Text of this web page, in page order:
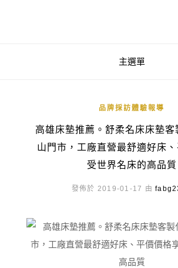
主選單
品牌採訪體驗報導
高雄床墊推薦。舒柔名床床墊客
山門市，工廠直營最舒適好床
受世界名床的高品質
發佈於 2019-01-17 由